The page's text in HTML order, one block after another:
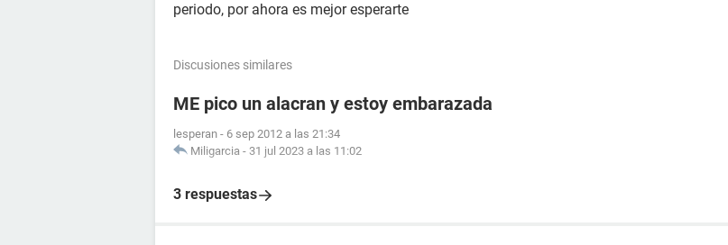
periodo, por ahora es mejor esperarte
Discusiones similares
ME pico un alacran y estoy embarazada
lesperan - 6 sep 2012 a las 21:34
Miligarcia - 31 jul 2023 a las 11:02
3 respuestas